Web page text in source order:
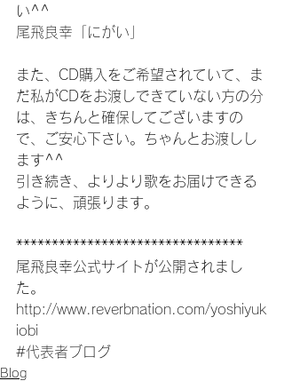
い^^
尾飛良幸「にがい」
また、CD購入をご希望されていて、ま
だ私がCDをお渡しできていない方の分
は、きちんと確保してございますの
で、ご安心下さい。ちゃんとお渡しし
ます^^
引き続き、よりより歌をお届けできる
ように、頑張ります。
********************************
尾飛良幸公式サイトが公開されまし
た。
http://www.reverbnation.com/yoshiyuk
iobi
#代表者ブログ
Blog